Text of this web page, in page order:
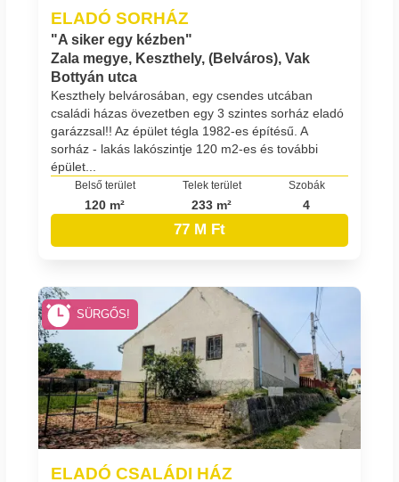
ELADÓ SORHÁZ
"A siker egy kézben"
Zala megye, Keszthely, (Belváros), Vak
Bottyán utca
Keszthely belvárosában, egy csendes utcában
családi házas övezetben egy 3 szintes sorház eladó
garázzsal!! Az épület tégla 1982-es építésű. A
sorház - lakás lakószintje 120 m2-es és további
épület...
Belső terület
120 m²
Telek terület
233 m²
Szobák
4
77 M Ft
ELADÓ CSALÁDI HÁZ
SÜRGŐS!